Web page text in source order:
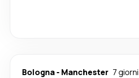
Bologna- Manchester 7 giorni